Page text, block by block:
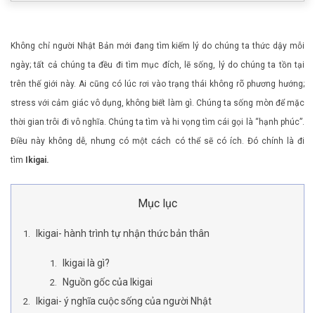
Không chỉ người Nhật Bản mới đang tìm kiếm lý do chúng ta thức dậy mỗi
ngày; tất cả chúng ta đều đi tìm mục đích, lẽ sống, lý do chúng ta tồn tại
trên thế giới này. Ai cũng có lúc rơi vào trạng thái không rõ phương hướng;
stress với cảm giác vô dụng, không biết làm gì. Chúng ta sống mòn để mặc
thời gian trôi đi vô nghĩa. Chúng ta tìm và hi vọng tìm cái gọi là “hạnh phúc”.
Điều này không dễ, nhưng có một cách có thể sẽ có ích. Đó chính là đi
tìm Ikigai.
Mục lục
Ikigai- hành trình tự nhận thức bản thân
Ikigai là gì?
Nguồn gốc của Ikigai
Ikigai- ý nghĩa cuộc sống của người Nhật